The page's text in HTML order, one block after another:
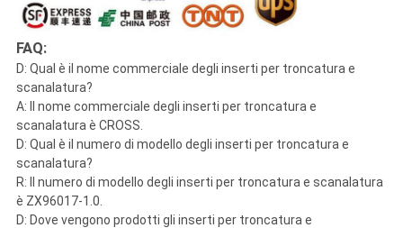
FAQ:
D: Qual è il nome commerciale degli inserti per troncatura e
scanalatura?
A: Il nome commerciale degli inserti per troncatura e
scanalatura è CROSS.
D: Qual è il numero di modello degli inserti per troncatura e
scanalatura?
R: Il numero di modello degli inserti per troncatura e scanalatura
è ZX96017-1.0.
D: Dove vengono prodotti gli inserti per troncatura e